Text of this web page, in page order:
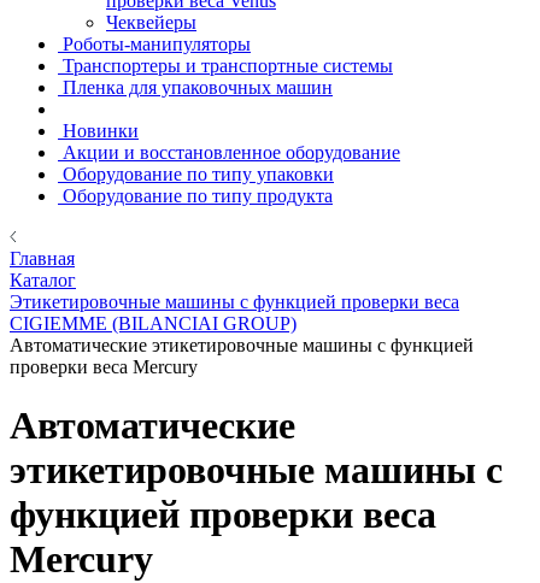
Чеквейеры
Роботы-манипуляторы
Транспортеры и транспортные системы
Пленка для упаковочных машин
Новинки
Акции и восстановленное оборудование
Оборудование по типу упаковки
Оборудование по типу продукта
Главная
Каталог
Этикетировочные машины с функцией проверки веса
CIGIEMME (BILANCIAI GROUP)
Автоматические этикетировочные машины с функцией
проверки веса Mercury
Автоматические
этикетировочные машины с
функцией проверки веса
Mercury